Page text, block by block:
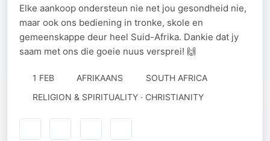
Elke aankoop ondersteun nie net jou gesondheid nie,
maar ook ons bediening in tronke, skole en
gemeenskappe deur heel Suid-Afrika. Dankie dat jy
saam met ons die goeie nuus versprei! 🙌
1 FEB AFRIKAANS
SOUTH AFRICA
RELIGION & SPIRITUALITY · CHRISTIANITY